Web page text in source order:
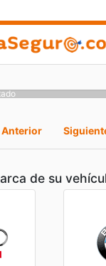
Anterior
de su